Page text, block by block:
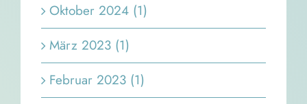
Oktober 2024 (1)
März 2023 (1)
Februar 2023 (1)